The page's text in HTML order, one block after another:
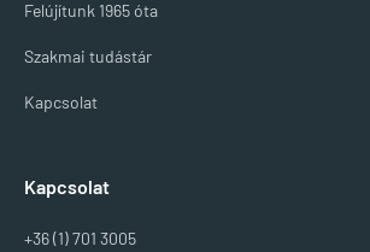
Felújítunk 1965 óta
Szakmai tudástár
Kapcsolat
Kapcsolat
+36 (1) 701 3005